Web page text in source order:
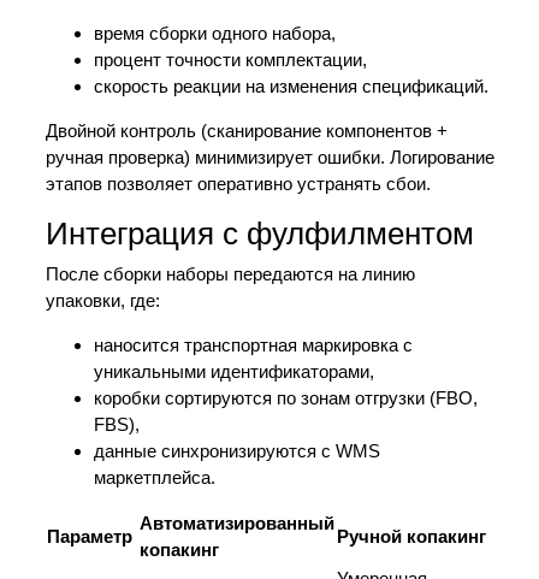
время сборки одного набора,
процент точности комплектации,
скорость реакции на изменения спецификаций.
Двойной контроль (сканирование компонентов +
ручная проверка) минимизирует ошибки. Логирование
этапов позволяет оперативно устранять сбои.
Интеграция с фулфилментом
После сборки наборы передаются на линию
упаковки, где:
наносится транспортная маркировка с
уникальными идентификаторами,
коробки сортируются по зонам отгрузки (FBO,
FBS),
данные синхронизируются с WMS
маркетплейса.
Параметр
Автоматизированный
копакинг
Ручной копакинг